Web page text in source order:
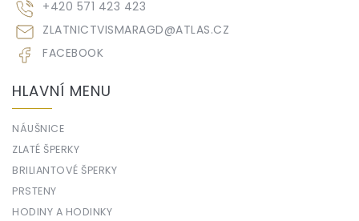
ZLATNICTVISMARAGD@ATLAS.CZ
+420 571 423 423
FACEBOOK
HLAVNÍ MENU
NÁUŠNICE
ZLATÉ ŠPERKY
BRILIANTOVÉ ŠPERKY
PRSTENY
HODINY A HODINKY